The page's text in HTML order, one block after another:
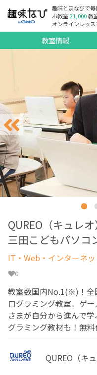
趣味とまなびで
お教室21,000教
オンラインレッ
教室情報
QUREO（キュレ
三田こどもパソコ
IT・Web・インターネッ
0
教室数国内No.1(※)！全
ログラミング教室。ゲ
さまが自分から進んで
グラミング教材も！無料
QUREO（キ